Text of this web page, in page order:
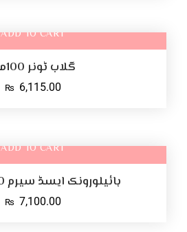
ADD TO CART
گلاب ٹونر 100مل
₨ 6,115.00
ADD TO CART
ہائیلورونک ایسڈ سیرم 30 ملی لیٹر
₨ 7,100.00